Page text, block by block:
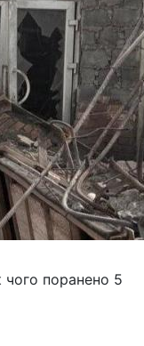
чого поранено 5